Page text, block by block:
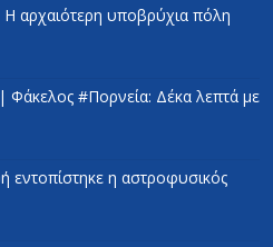
αρχαιότερη υποβρύχια πόλη
#Πορνεία: Δέκα λεπτά με
εντοπίστηκε η αστροφυσικός